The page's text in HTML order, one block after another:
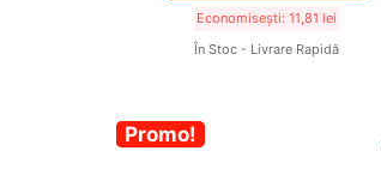
Economisești: 11,81 lei
În Stoc - Livrare Rapidă
-30%
Promo!